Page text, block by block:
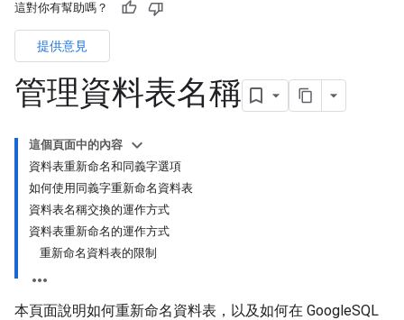
這對你有幫助嗎？
提供意見
管理資料表名稱
這個頁面中的內容
資料表重新命名和同義字選項
如何使用同義字重新命名資料表
資料表名稱交換的運作方式
資料表重新命名的運作方式
重新命名資料表的限制
本頁面說明如何重新命名資料表，以及如何在 GoogleSQL